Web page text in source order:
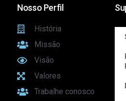
Nosso Perfil
História
Missão
Visão
Valores
Trabalhe conosco